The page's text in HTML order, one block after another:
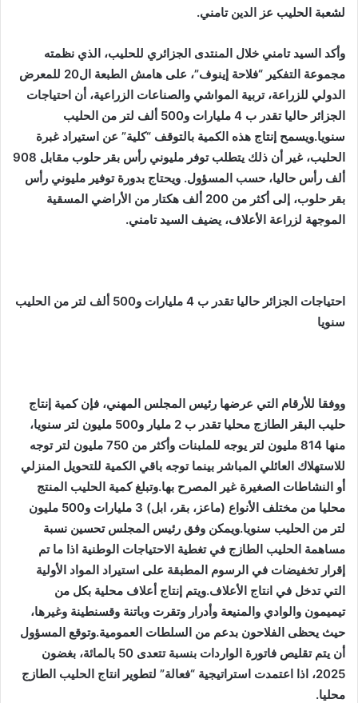
لشعبة الحليب عز الدين تامني.
وأكد السيد تامني خلال المنتدى الجزائري للحليب، الذي نظمته
مجموعة التفكير “فلاحة إينوف”، على هامش الطبعة ال20 للمعرض
الدولي للزراعة، تربية المواشي والصناعات الزراعية، أن احتياجات
الجزائر حاليا تقدر ب 4 مليارات و500 ألف لتر من الحليب
سنويا.ويسمح إنتاج هذه الكمية بالتوقف “كلية” عن استيراد غبرة
الحليب، غير أن ذلك يتطلب توفر مليوني رأس بقر حلوب مقابل 908
ألف رأس حاليا، حسب المسؤول. ويحتاج بدورة توفير مليوني رأس
بقر حلوب، إلى أكثر من 200 ألف هكتار من الأراضي المسقية
الموجهة لزراعة الأعلاف، يضيف السيد تامني.
احتياجات الجزائر حاليا تقدر ب 4 مليارات و500 ألف لتر من الحليب
سنويا
ووفقا للأرقام التي عرضها رئيس المجلس المهني، فإن كمية إنتاج
حليب البقر الطازج محليا تقدر ب 2 مليار و500 مليون لتر سنويا،
منها 814 مليون لتر يوجه للملبنات وأكثر من 750 مليون لتر توجه
للاستهلاك العائلي المباشر بينما توجه باقي الكمية للتحويل المنزلي
أو النشاطات الصغيرة غير المصرح بها.وتبلغ كمية الحليب المنتج
محليا من مختلف الأنواع (ماعز، بقر، ابل) 3 مليارات و500 مليون
لتر من الحليب سنويا.ويمكن وفق رئيس المجلس تحسين نسبة
مساهمة الحليب الطازج في تغطية الاحتياجات الوطنية اذا ما تم
إقرار تخفيضات في الرسوم المطبقة على استيراد المواد الأولية
التي تدخل في انتاج الأعلاف.ويتم إنتاج أعلاف محلية بكل من
تيميمون والوادي والمنيعة وأدرار وتقرت وباتنة وقسنطينة وغيرها،
حيث يحظى الفلاحون بدعم من السلطات العمومية.وتوقع المسؤول
أن يتم تقليص فاتورة الواردات بنسبة تتعدى 50 بالمائة، بغضون
2025، اذا اعتمدت استراتيجية “فعالة” لتطوير انتاج الحليب الطازج
محليا.